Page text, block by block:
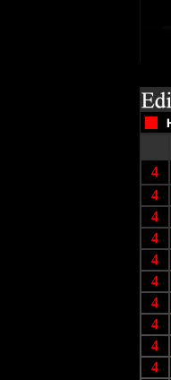
4
4
4
4
4
4
4
4
4
4